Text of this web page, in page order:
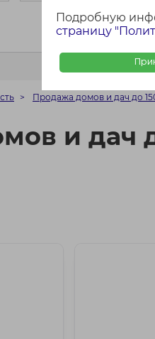
Подробную
страницу
Продажа домов и дач до
и дач